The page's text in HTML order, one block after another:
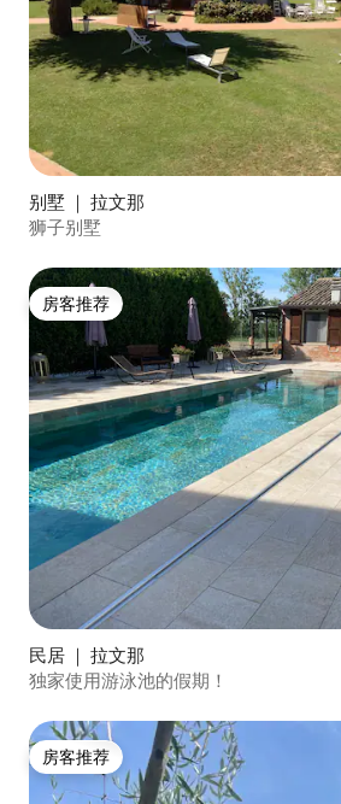
别墅 ｜ 拉文那
狮子别墅
房客推荐
房客推荐
民居 ｜ 拉文那
独家使用游泳池的假期！
房客推荐
房客推荐